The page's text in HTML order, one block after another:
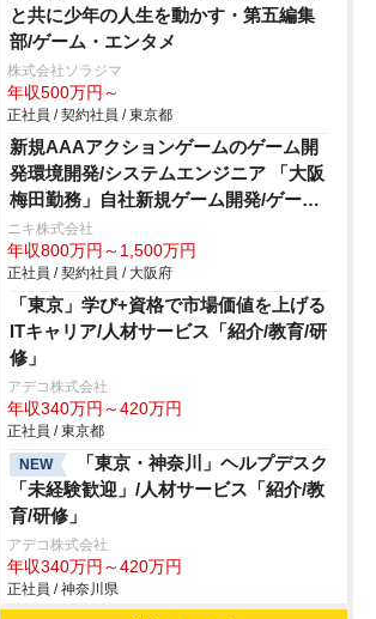
と共に少年の人生を動かす・第五編集
部/ゲーム・エンタメ
株式会社ソラジマ
年収500万円～
正社員 / 契約社員 / 東京都
新規AAAアクションゲームのゲーム開
発環境開発/システムエンジニア 「大阪
梅田勤務」自社新規ゲーム開発/ゲー
ム・エンタメ
ニキ株式会社
年収800万円～1,500万円
正社員 / 契約社員 / 大阪府
「東京」学び+資格で市場価値を上げる
ITキャリア/人材サービス「紹介/教育/研
修」
アデコ株式会社
年収340万円～420万円
正社員 / 東京都
NEW
「東京・神奈川」ヘルプデスク
「未経験歓迎」/人材サービス「紹介/教
育/研修」
アデコ株式会社
年収340万円～420万円
正社員 / 神奈川県